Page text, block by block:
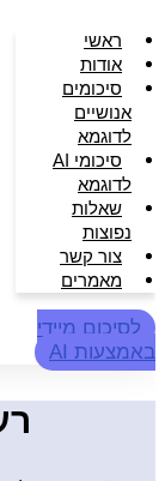
ראשי
אודות
סיכומים
אנושיים
לדוגמא
סיכומי AI
לדוגמא
שאלות
נפוצות
צור קשר
מאמרים
לסיכום מיידי
באמצעות AI